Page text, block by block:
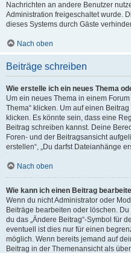
Nachrichten an andere Benutzer
Administration freigeschaltet wurde.
dieses Systems durch Gäste
Nach oben
Beiträge schreiben
Wie erstelle ich ein neues Thema
Um ein neues Thema in einem
Thema“ klicken. Um auf einen
klicken. Es könnte sein, dass eine
Beitrag schreiben kannst. Deine
Foren- und der Beitragsansicht
erstellen“, „Du darfst Dateianhänge
Nach oben
Wie kann ich einen Beitrag
Wenn du nicht Administrator oder
Beiträge bearbeiten oder löschen.
du das „Ändere Beitrag“-Symbol für
eventuell ist dies nur für einen
möglich. Wenn bereits jemand auf
Beitrag in der Themenansicht als